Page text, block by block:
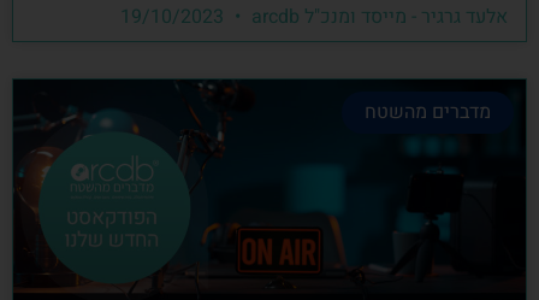
אלעד גרגיר - מייסד ומנכ"ל arcdb
מדברים מהשטח